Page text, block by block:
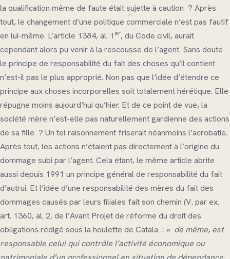
la qualification même de faute était sujette à caution ? Après
tout, le changement d’une politique commerciale n’est pas fautif
en lui-même. L’article 1384, al. 1 er, du Code civil, aurait
cependant alors pu venir à la rescousse de l’agent. Sans doute
le principe de responsabilité du fait des choses qu’il contient
n’est-il pas le plus approprié. Non pas que l’idée d’étendre ce
principe aux choses incorporelles soit totalement hérétique. Elle
répugne moins aujourd’hui qu’hier. Et de ce point de vue, la
société mère n’est-elle pas naturellement gardienne des actions
de sa fille ? Un tel raisonnement friserait néanmoins l’acrobatie.
Après tout, les actions n’étaient pas directement à l’origine du
dommage subi par l’agent. Cela étant, le même article abrite
aussi depuis 1991 un principe général de responsabilité du fait
d’autrui. Et l’idée d’une responsabilité des mères du fait des
dommages causés par leurs filiales fait son chemin (V. par ex.
art. 1360, al. 2, de l’Avant Projet de réforme du droit des
obligations rédigé sous la houlette de Catala : « de même, est
responsable celui qui contrôle l’activité économique ou